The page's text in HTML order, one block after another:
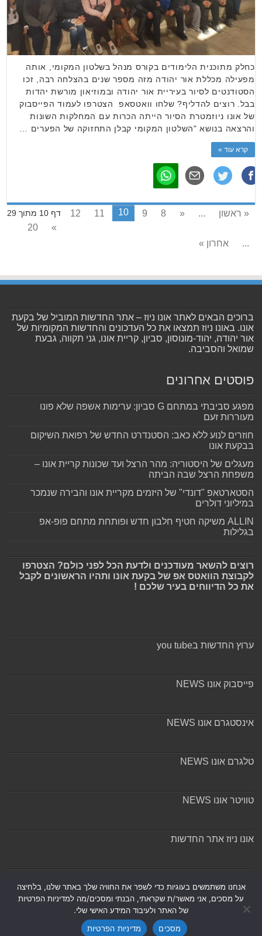
כחלק מתוכנית הלימודים בקורס מנהל בשלטון המקומי, אותה
מפעילה מכללת אור יהודה מזה מספר שנים בהצלחה רבה, זכו
הסטודנטים לסיור בעיריית אור יהודה ובמוזיאון מורשת יהדות
בבל. רוצים להדליף? שלחו וואטסאפ הצטרפו לעמוד הפייסבוק
של אונו ניוזמטרת הסיור הייתה הכרות עם המחלקות השונות
והרצאה בנושא "השלטון המקומי קבלן התחזוקה של הפערים …
קרא עוד »
דף 10 מתוך 29 « ראשון ...
«
8
9
10
11
12
»
20
...
אחרון »
ברוכים הבאים לאתר אונו ניוז – אתר החדשות המוביל של בקעת
אונו. באונו ניוז תמצאו את כל העדכונים והחדשות המקומיות של
אור יהודה, יהוד-מונוסון, סביון, קריית אונו, גני תקווה, גבעת
שמואל והסביבה.
פוסטים אחרונים
מפגע סביבתי במתחם G סביון: ערימות אשפה שלא פונו
מעוררות זעם
חוזרים לנוע ללא כאב: הסטנדרט החדש של רפואת השיקום
בבקעת אונו
מעגלים של היסטוריה: מהר הרצל ועד שכונות קריית אונו –
משפחת הרצל שבה הביתה
הסטארטאפ "דונדי" של היזמים מקריית אונו והבירה שנמכר
במיליוני דולרים
ALLIN משיקה חטיף חלבון חדש ופותחת מתחם פופ-אפ
בגלילות
רוצים להשאר מעודכנים ולדעת הכל לפני כולם? הצטרפו
לקבוצת הוואטס אפ של בקעת אונו ותהיו הראשונים לקבל
את כל הדיווחים בעיר שלכם !
ערוץ החדשות בyou tube
פייסבוק אונו NEWS
אינסטגרם אונו NEWS
טלגרם אונו NEWS
טוויטר אונו NEWS
אונו ניוז אתר החדשות
אנחנו משתמשים בעוגיות כדי לשפר את החוויה שלך באתר שלנו, בלחיצה
על מסכים, אני מאשר/ת שקראתי, הבנתי ומסכים/מה למדיניות הפרטיות
של האתר ולעיבוד המידע האישי שלי.
מסכים
מדיניות הפרטיות